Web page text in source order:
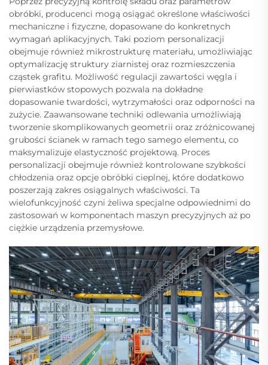
obróbki, producenci mogą osiągać określone właściwości
mechaniczne i fizyczne, dopasowane do konkretnych
wymagań aplikacyjnych. Taki poziom personalizacji
obejmuje również mikrostrukturę materiału, umożliwiając
optymalizację struktury ziarnistej oraz rozmieszczenia
cząstek grafitu. Możliwość regulacji zawartości węgla i
pierwiastków stopowych pozwala na dokładne
dopasowanie twardości, wytrzymałości oraz odporności na
zużycie. Zaawansowane techniki odlewania umożliwiają
tworzenie skomplikowanych geometrii oraz zróżnicowanej
grubości ścianek w ramach tego samego elementu, co
maksymalizuje elastyczność projektową. Proces
personalizacji obejmuje również kontrolowane szybkości
chłodzenia oraz opcje obróbki cieplnej, które dodatkowo
poszerzają zakres osiągalnych właściwości. Ta
wielofunkcyjność czyni żeliwa specjalne odpowiednimi do
zastosowań w komponentach maszyn precyzyjnych aż po
ciężkie urządzenia przemysłowe.